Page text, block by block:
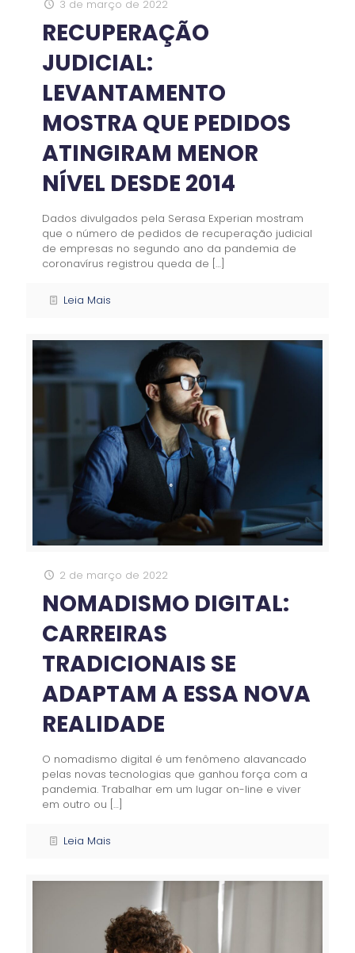
3 de março de 2022
RECUPERAÇÃO
JUDICIAL:
LEVANTAMENTO
MOSTRA QUE PEDIDOS
ATINGIRAM MENOR
NÍVEL DESDE 2014
Dados divulgados pela Serasa Experian mostram
que o número de pedidos de recuperação judicial
de empresas no segundo ano da pandemia de
coronavírus registrou queda de […]
Leia Mais
2 de março de 2022
NOMADISMO DIGITAL:
CARREIRAS
TRADICIONAIS SE
ADAPTAM A ESSA NOVA
REALIDADE
O nomadismo digital é um fenômeno alavancado
pelas novas tecnologias que ganhou força com a
pandemia. Trabalhar em um lugar on-line e viver
em outro ou […]
Leia Mais